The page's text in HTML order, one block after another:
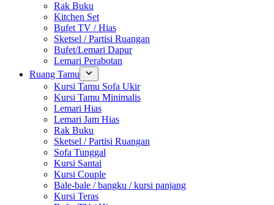
Rak Buku
Kitchen Set
Bufet TV / Hias
Sketsel / Partisi Ruangan
Bufet/Lemari Dapur
Lemari Perabotan
Ruang Tamu
Kursi Tamu Sofa Ukir
Kursi Tamu Minimalis
Lemari Hias
Lemari Jam Hias
Rak Buku
Sketsel / Partisi Ruangan
Sofa Tunggal
Kursi Santai
Kursi Couple
Bale-bale / bangku / kursi panjang
Kursi Teras